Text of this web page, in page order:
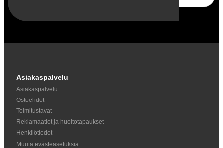
Asiakaspalvelu
Asiakaspalvelu
Ostoehdot
Toimitustavat
Reklamaatiot ja huoltotapaukset
Henkilötiedot
Muuta evästeasetuksia